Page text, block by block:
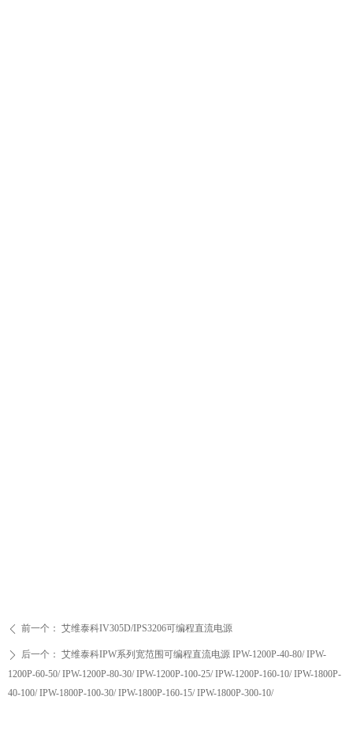
ꄴ 前一个： 艾维泰科IV305D/IPS3206可编程直流电源
ꄲ 后一个： 艾维泰科IPW系列宽范围可编程直流电源 IPW-1200P-40-80/ IPW-
1200P-60-50/ IPW-1200P-80-30/ IPW-1200P-100-25/ IPW-1200P-160-10/ IPW-1800P-
40-100/ IPW-1800P-100-30/ IPW-1800P-160-15/ IPW-1800P-300-10/